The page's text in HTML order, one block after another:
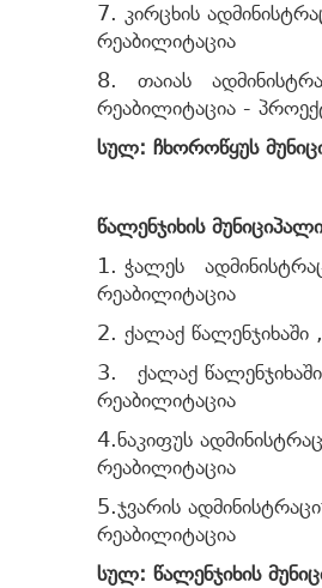
7. კირცხის
რეაბილიტაცია
8. თაიას
რეაბილიტაცია -
სულ: ჩხოროწყუს
წალენჯიხის
1. ჭალეს
რეაბილიტაცია
2. ქალაქ წალენჯიხაში
3. ქალაქ
რეაბილიტაცია
4.ნაკიფუს
რეაბილიტაცია
5.ჯვარის
რეაბილიტაცია
სულ: წალენჯიხის